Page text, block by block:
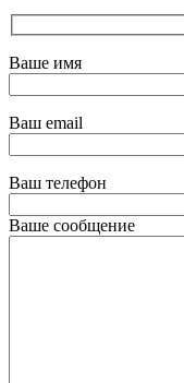
Ваше имя
Ваш email
Ваш телефон
Ваше сообщение